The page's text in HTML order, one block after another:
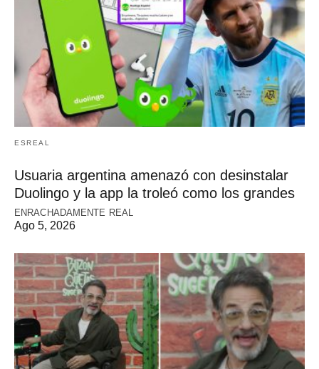
ESREAL
Usuaria argentina amenazó con desinstalar
Duolingo y la app la troleó como los grandes
ENRACHADAMENTE REAL
Ago 5, 2026